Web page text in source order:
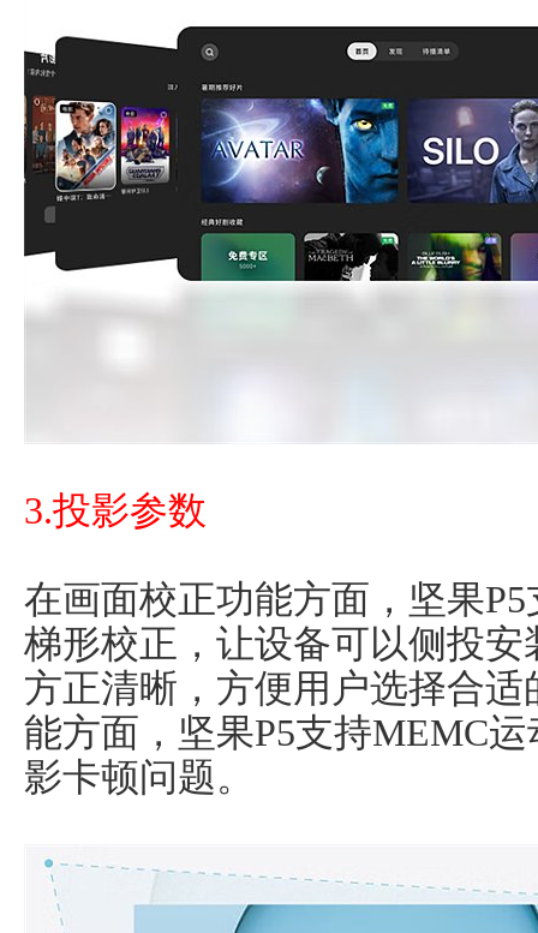
3.投影参数
在画面校正功能方面，坚果
梯形校正，让设备可以侧投
方正清晰，方便用户选择合
能方面，坚果P5支持MEMC
影卡顿问题。